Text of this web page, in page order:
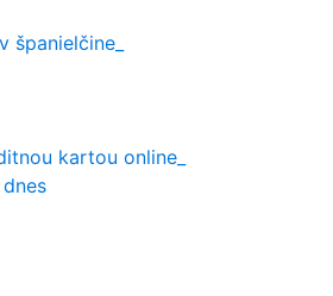
kartou online_